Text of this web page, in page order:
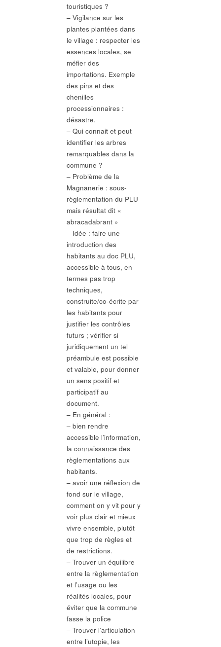
touristiques ?
– Vigilance sur les
plantes plantées dans
le village : respecter les
essences locales, se
méfier des
importations. Exemple
des pins et des
chenilles
processionnaires :
désastre.
– Qui connait et peut
identifier les arbres
remarquables dans la
commune ?
– Problème de la
Magnanerie : sous-
règlementation du PLU
mais résultat dit «
abracadabrant »
– Idée : faire une
introduction des
habitants au doc PLU,
accessible à tous, en
termes pas trop
techniques,
construite/co-écrite par
les habitants pour
justifier les contrôles
futurs ; vérifier si
juridiquement un tel
préambule est possible
et valable, pour donner
un sens positif et
participatif au
document.
– En général :
– bien rendre
accessible l’information,
la connaissance des
règlementations aux
habitants.
– avoir une réflexion de
fond sur le village,
comment on y vit pour y
voir plus clair et mieux
vivre ensemble, plutôt
que trop de règles et
de restrictions.
– Trouver un équilibre
entre la règlementation
et l’usage ou les
réalités locales, pour
éviter que la commune
fasse la police
– Trouver l’articulation
entre l’utopie, les